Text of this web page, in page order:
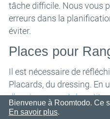
tâche difficile. Nous vous
erreurs dans la
éviter.
Places pour
Il est nécessaire de
Placards, du dressing. En
d'aménagement de petite
ranger :
Bienvenue à Roomtodo. Ce
En savoir plus.